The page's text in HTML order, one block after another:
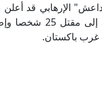
الإرهابي قد
باكستان.